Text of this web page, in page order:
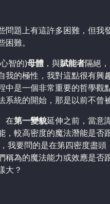
問題上有這許多困難，但我
難。
智的)母體 ，與賦能者隔絕
我的極性，我對這點很有興
中是一個非常重要的哲學觀
系統的開始，那是以前不曾
在第一變貌延伸之前，當意
，較高密度的魔法潛能是否
我要問的是在第四密度盡頭
稱為的魔法能力或效應是否
大？